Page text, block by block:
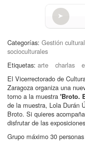
Categorías: Gestión
socioculturales
Etiquetas: arte charlas
El Vicerrectorado de
Zaragoza organiza una
torno a la muestra 'Broto.
de la muestra, Lola Durán
Broto. Si quieres
disfrutar de las
Grupo máximo 30 personas